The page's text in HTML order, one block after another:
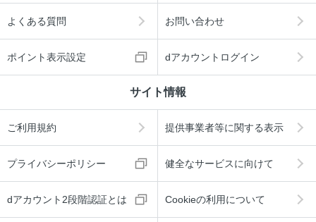
よくある質問 お問い合わせ
ポイント表示設定 dアカウントログイン
サイト情報
ご利用規約 提供事業者等に関する表示
プライバシーポリシー 健全なサービスに向けて
dアカウント2段階認証とは Cookieの利用について